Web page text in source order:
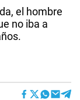
el hombre
no iba a